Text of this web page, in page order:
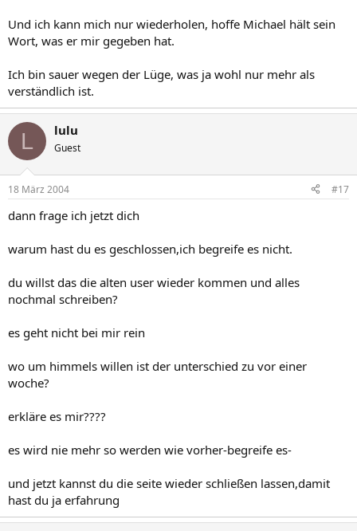
Und ich kann mich nur wiederholen, hoffe Michael hält sein
Wort, was er mir gegeben hat.
Ich bin sauer wegen der Lüge, was ja wohl nur mehr als
verständlich ist.
L lulu
Guest
18 März 2004 #17
dann frage ich jetzt dich
warum hast du es geschlossen,ich begreife es nicht.
du willst das die alten user wieder kommen und alles
nochmal schreiben?
es geht nicht bei mir rein
wo um himmels willen ist der unterschied zu vor einer
woche?
erkläre es mir????
es wird nie mehr so werden wie vorher-begreife es-
und jetzt kannst du die seite wieder schließen lassen,damit
hast du ja erfahrung